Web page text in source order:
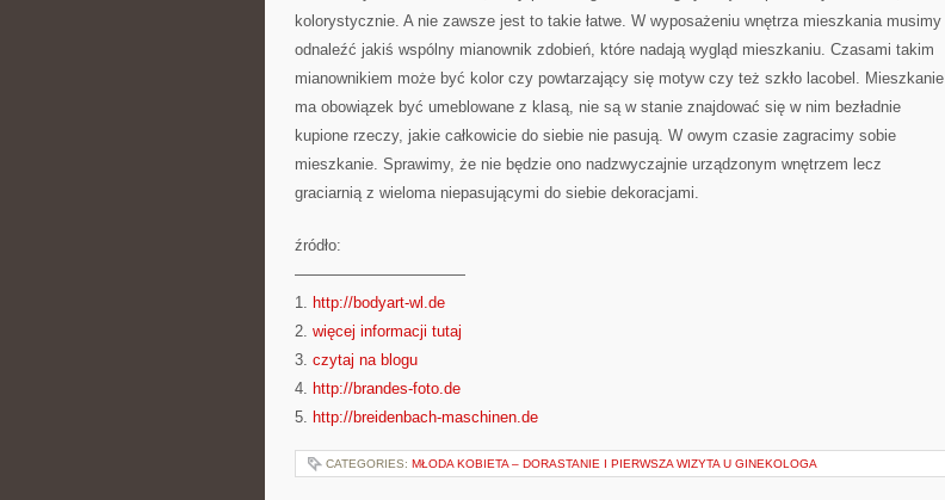
kolorystycznie. A nie zawsze jest to takie łatwe. W wyposażeniu wnętrza mieszkania musimy
odnaleźć jakiś wspólny mianownik zdobień, które nadają wygląd mieszkaniu. Czasami takim
mianownikiem może być kolor czy powtarzający się motyw czy też szkło lacobel. Mieszkanie
ma obowiązek być umeblowane z klasą, nie są w stanie znajdować się w nim bezładnie
kupione rzeczy, jakie całkowicie do siebie nie pasują. W owym czasie zagracimy sobie
mieszkanie. Sprawimy, że nie będzie ono nadzwyczajnie urządzonym wnętrzem lecz
graciarnią z wieloma niepasującymi do siebie dekoracjami.
źródło:
———————————
1. http://bodyart-wl.de
2. więcej informacji tutaj
3. czytaj na blogu
4. http://brandes-foto.de
5. http://breidenbach-maschinen.de
CATEGORIES: MŁODA KOBIETA – DORASTANIE I PIERWSZA WIZYTA U GINEKOLOGA